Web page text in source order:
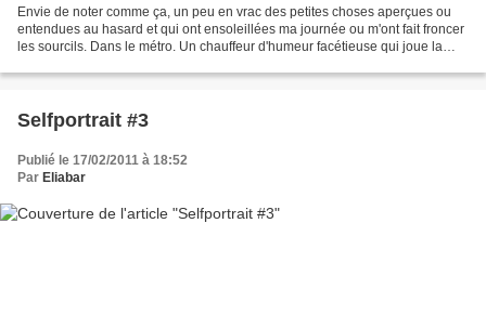
Envie de noter comme ça, un peu en vrac des petites choses aperçues ou
entendues au hasard et qui ont ensoleillées ma journée ou m'ont fait froncer
les sourcils. Dans le métro. Un chauffeur d'humeur facétieuse qui joue la
Selfportrait #3
Publié le 17/02/2011 à 18:52
Par Eliabar